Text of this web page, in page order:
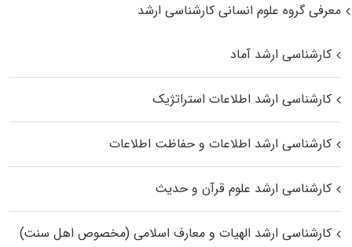
معرفی گروه علوم انسانی کارشناسی ارشد
کارشناسی ارشد آماد
کارشناسی ارشد اطلاعات استراتژیک
کارشناسی ارشد اطلاعات و حفاظت اطلاعات
کارشناسی ارشد علوم قرآن و حدیث
کارشناسی ارشد الهیات و معارف اسلامی (مخصوص اهل سنت)